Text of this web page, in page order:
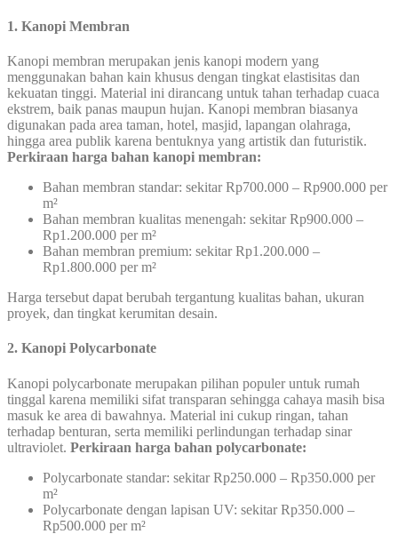
1. Kanopi Membran
Kanopi membran merupakan jenis kanopi modern yang
menggunakan bahan kain khusus dengan tingkat elastisitas dan
kekuatan tinggi. Material ini dirancang untuk tahan terhadap cuaca
ekstrem, baik panas maupun hujan. Kanopi membran biasanya
digunakan pada area taman, hotel, masjid, lapangan olahraga,
hingga area publik karena bentuknya yang artistik dan futuristik.
Perkiraan harga bahan kanopi membran:
Bahan membran standar: sekitar Rp700.000 – Rp900.000 per
m²
Bahan membran kualitas menengah: sekitar Rp900.000 –
Rp1.200.000 per m²
Bahan membran premium: sekitar Rp1.200.000 –
Rp1.800.000 per m²
Harga tersebut dapat berubah tergantung kualitas bahan, ukuran
proyek, dan tingkat kerumitan desain.
2. Kanopi Polycarbonate
Kanopi polycarbonate merupakan pilihan populer untuk rumah
tinggal karena memiliki sifat transparan sehingga cahaya masih bisa
masuk ke area di bawahnya. Material ini cukup ringan, tahan
terhadap benturan, serta memiliki perlindungan terhadap sinar
ultraviolet. Perkiraan harga bahan polycarbonate:
Polycarbonate standar: sekitar Rp250.000 – Rp350.000 per
m²
Polycarbonate dengan lapisan UV: sekitar Rp350.000 –
Rp500.000 per m²